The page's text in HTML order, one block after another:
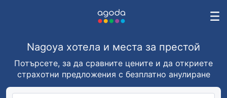
Nagoya хотела и места за престой
Потърсете, за да сравните цените и да откриете
страхотни предложения с безплатно анулиране